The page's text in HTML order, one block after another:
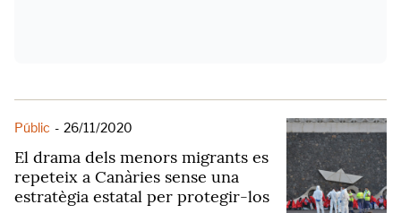
Públic - 26/11/2020
El drama dels menors migrants es
repeteix a Canàries sense una
estratègia estatal per protegir-los